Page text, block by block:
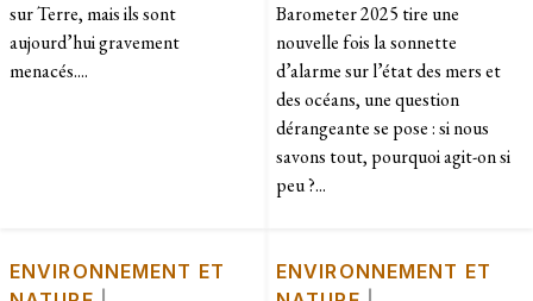
sur Terre, mais ils sont
aujourd’hui gravement
menacés....
Barometer 2025 tire une
nouvelle fois la sonnette
d’alarme sur l’état des mers et
des océans, une question
dérangeante se pose : si nous
savons tout, pourquoi agit-on si
peu ?...
ENVIRONNEMENT ET
ENVIRONNEMENT ET